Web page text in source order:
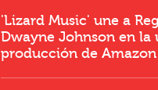
'Lizard Music' une a
Dwayne Johnson en la
producción de Amazon